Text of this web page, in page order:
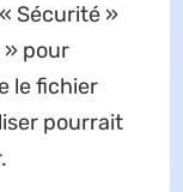
Sécurité »
» pour
le fichier
pourrait